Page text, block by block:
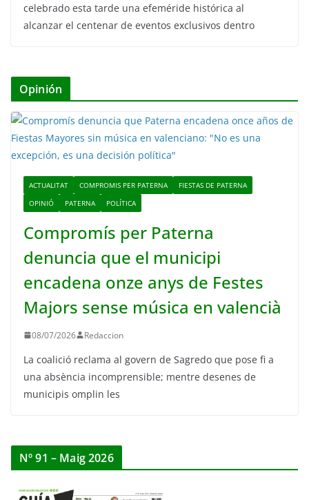
celebrado esta tarde una efeméride histórica al
alcanzar el centenar de eventos exclusivos dentro
Opinión
ACTUALITAT COMPROMIS PER PATERNA
FIESTAS DE PATERNA
OPINIÓ
PATERNA POLÍTICA
Compromís per Paterna
denuncia que el municipi
encadena onze anys de Festes
Majors sense música en valencià
08/07/2026 Redaccion
La coalició reclama al govern de Sagredo que pose fi a
una absència incomprensible; mentre desenes de
municipis omplin les
Nº 91 – Maig 2026